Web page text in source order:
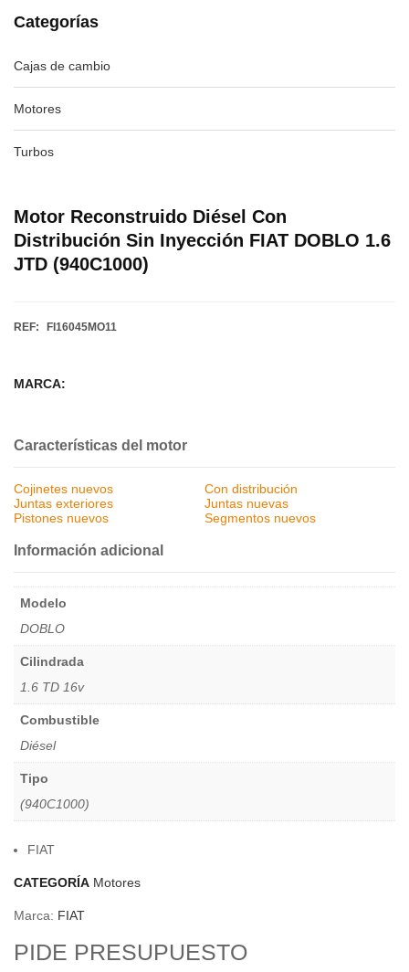
Categorías
Cajas de cambio
Motores
Turbos
Motor Reconstruido Diésel Con
Distribución Sin Inyección FIAT DOBLO 1.6
JTD (940C1000)
REF: FI16045MO11
MARCA:
Características del motor
Cojinetes nuevos
Con distribución
Juntas exteriores
Juntas nuevas
Pistones nuevos
Segmentos nuevos
Información adicional
Modelo
DOBLO
Cilindrada
1.6 TD 16v
Combustible
Diésel
Tipo
(940C1000)
FIAT
CATEGORÍA Motores
Marca: FIAT
PIDE PRESUPUESTO